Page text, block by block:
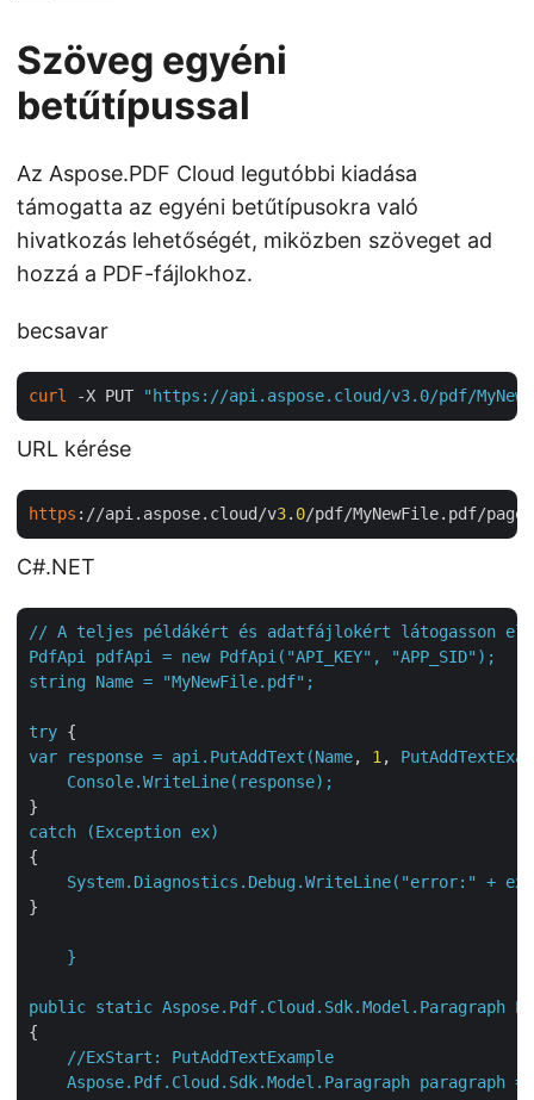
Szöveg egyéni
betűtípussal
Az Aspose.PDF Cloud legutóbbi kiadása
támogatta az egyéni betűtípusokra való
hivatkozás lehetőségét, miközben szöveget ad
hozzá a PDF-fájlokhoz.
becsavar
curl -X PUT "https://api.aspose.cloud/v3.0/pdf/
URL kérése
https ://api.aspose.cloud/v3. 0/pdf/MyNewFile.pdf/
C#.NET
// A teljes példákért és adatfájlokért látogasson el
PdfApi
pdfApi = new PdfApi("API_KEY", "APP_SID" );
string
Name = "MyNewFile.pdf" ;
try
var
response = api.PutAddText(Name, 1 ,
Console.WriteLine(response);
catch
(Exception ex)
{
System.Diagnostics.Debug.WriteLine("error:"
+
}
}
public static Aspose.Pdf.Cloud.Sdk.Model.Paragraph
{
//ExStart:
PutAddTextExample
Aspose.Pdf.Cloud.Sdk.Model.Paragraph paragraph =